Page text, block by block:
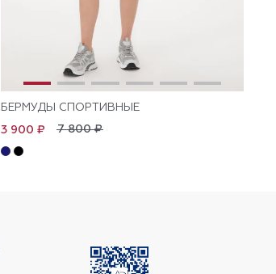
БЕРМУДЫ СПОРТИВНЫЕ
7 800 ₽
3 900 ₽